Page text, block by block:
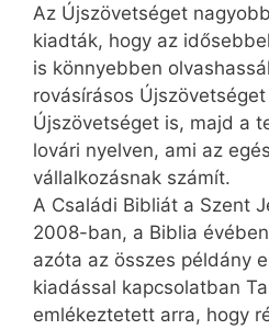
Az Újszövetséget
kiadták, hogy az
is könnyebben
rovásírásos
Újszövetséget is, majd a
lovári nyelven, ami az
vállalkozásnak számít.
A Családi Bibliát a Szent
2008-ban, a Biblia
azóta az összes példány
kiadással kapcsolatban
emlékeztetett arra, hogy